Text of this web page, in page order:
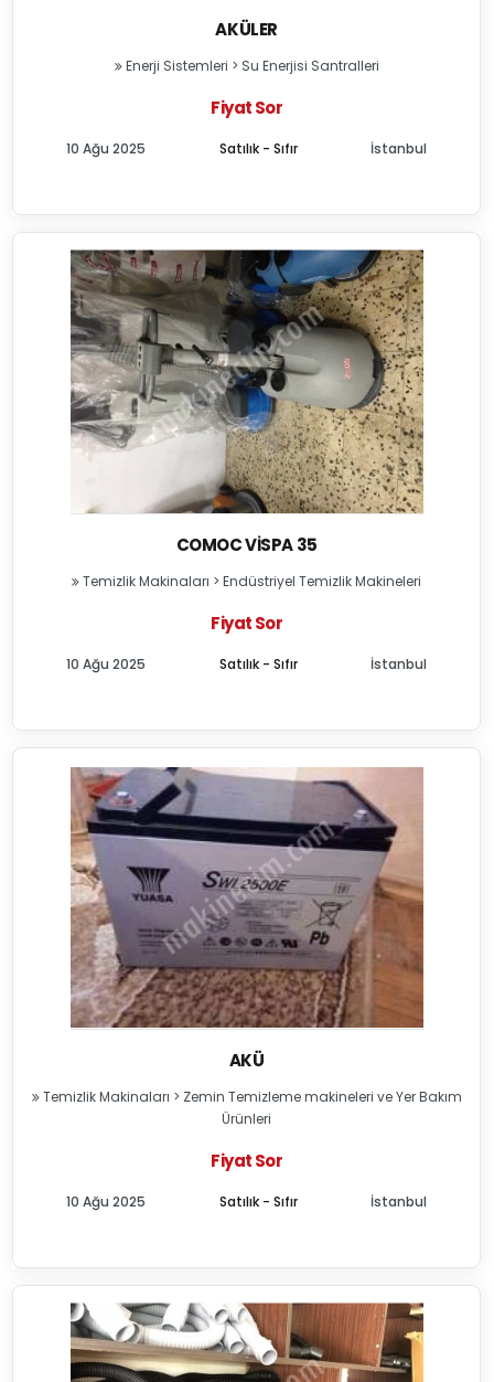
AKÜLER
Enerji Sistemleri > Su Enerjisi Santralleri
Fiyat Sor
Satılık - Sıfır
10 Ağu 2025 İstanbul
COMOC VISPA 35
Temizlik Makinaları >Endüstriyel Temizlik Makineleri
Fiyat Sor
Satılık - Sıfır
10 Ağu 2025 İstanbul
AKÜ
Temizlik Makinaları > Zemin Temizleme makineleri ve Yer Bakım
Ürünleri
Fiyat Sor
Satılık - Sıfır
10 Ağu 2025 İstanbul